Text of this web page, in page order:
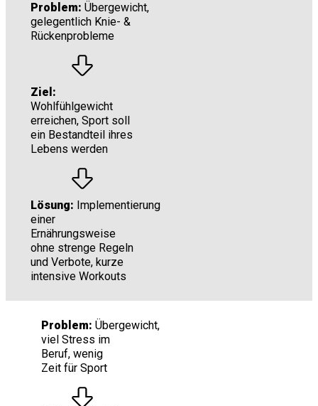
Problem: Übergewicht,
gelegentlich Knie- &
Rückenprobleme
Ziel:
Wohlfühlgewicht
erreichen, Sport soll
ein Bestandteil ihres
Lebens werden
Lösung: Implementierung
einer
Ernährungsweise
ohne strenge Regeln
und Verbote, kurze
intensive Workouts
Problem: Übergewicht,
viel Stress im
Beruf, wenig
Zeit für Sport